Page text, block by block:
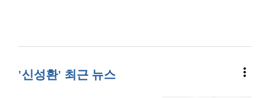
'신성환' 최근 뉴스 more_vert